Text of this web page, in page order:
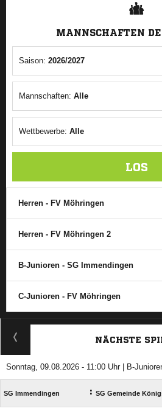
MANNSCHAFTEN
Saison: 2026/2027
Mannschaften: Alle
Wettbewerbe: Alle
LOS
Herren - FV Möhringen
Herren - FV Möhringen 2
B-Junioren - SG Immendingen
C-Junioren - FV Möhringen
ANZEIGE
NÄCHSTE
Sonntag, 09.08.2026 - 11:00 Uhr | B-
SG Immendingen : SG Gemeinde